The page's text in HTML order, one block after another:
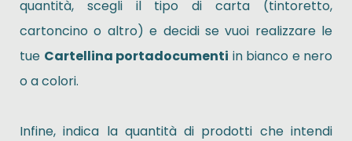
quantità, scegli il tipo di carta (tintoretto,
cartoncino o altro) e decidi se vuoi realizzare le
tue Cartellina portadocumenti in bianco e nero
o a colori.
Infine, indica la quantità di prodotti che intendi